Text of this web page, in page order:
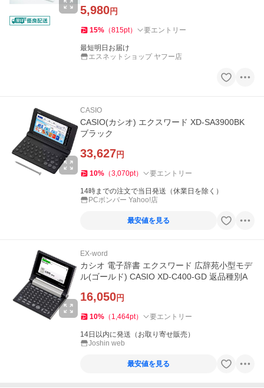
5,980円
15% （815pt） 要エントリー
最短明日お届け
エスネットショップ ヤフー店
CASIO
CASIO(カシオ) エクスワード XD-SA3900BK
ブラック
33,627円
10% （3,070pt） 要エントリー
14時までの注文で当日発送（休業日を除く）
PCボンバー Yahoo!店
最安値を見る
EX-word
カシオ 電子辞書 エクスワード 広辞苑小型モデ
ル(ゴールド) CASIO XD-C400-GD 返品種別A
16,050円
10% （ 1,464pt） 要エントリー
14日以内に発送（お取り寄せ販売）
Joshin web
最安値を見る